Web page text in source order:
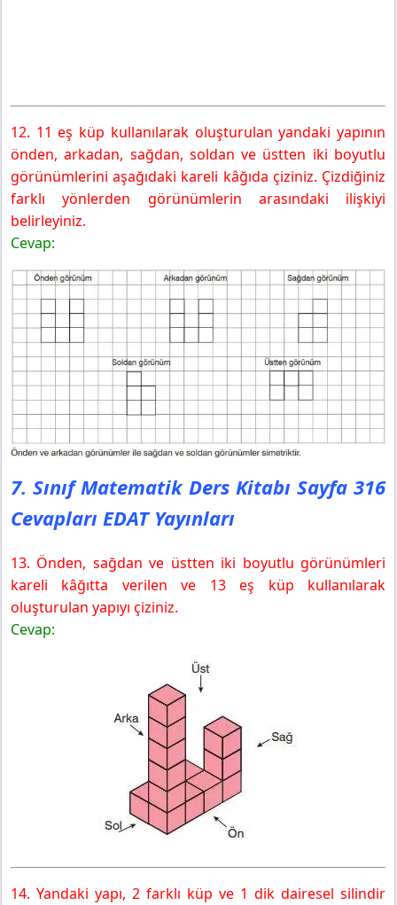
12. 11 eş küp kullanılarak oluşturulan yandaki yapının
önden, arkadan, sağdan, soldan ve üstten iki boyutlu
görünümlerini aşağıdaki kareli kâğıda çiziniz. Çizdiğiniz
farklı yönlerden görünümlerin arasındaki ilişkiyi
belirleyiniz.
Cevap:
7. Sınıf Matematik Ders Kitabı Sayfa 316
Cevapları EDAT Yayınları
13. Önden, sağdan ve üstten iki boyutlu görünümleri
kareli kâğıtta verilen ve 13 eş küp kullanılarak
oluşturulan yapıyı çiziniz.
Cevap:
14. Yandaki yapı, 2 farklı küp ve 1 dik dairesel silindir